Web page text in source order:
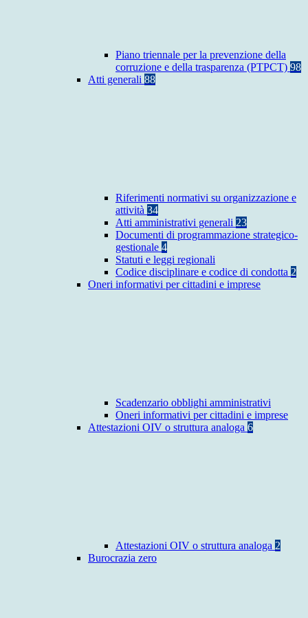
Piano triennale per la prevenzione della
corruzione e della trasparenza (PTPCT) 98
Atti generali 88
Riferimenti normativi su organizzazione e
attività 34
Atti amministrativi generali 23
Documenti di programmazione strategico-
gestionale 4
Statuti e leggi regionali
Codice disciplinare e codice di condotta 2
Oneri informativi per cittadini e imprese
Scadenzario obblighi amministrativi
Oneri informativi per cittadini e imprese
Attestazioni OIV o struttura analoga 6
Attestazioni OIV o struttura analoga 2
Burocrazia zero